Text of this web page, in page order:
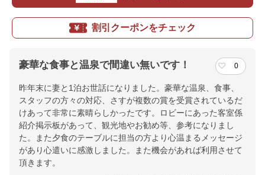
割引クーポンをチェック
豪華な食事と温泉で間違い無いです！ 0
昨年末に妻と1泊お世話になりました。豪華な温泉、食事、
スタッフの方々の対応、さすが複数の賞を受賞されているだ
けあって非常に素晴らしかったです。ロビーにあった客室係
紹介掲示板があって、観光地やお勧め等、参考になりまし
た。また夕食のテーブルに担当の方より心温まるメッセージ
があり心遣いに感激しました。また機会があれば利用させて
頂きます。